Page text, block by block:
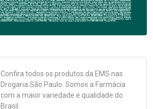
Confira todos os produtos da EMS nas
Drogaria São Paulo. Somos a Farmácia
com a maior variedade e qualidade do
Brasil.